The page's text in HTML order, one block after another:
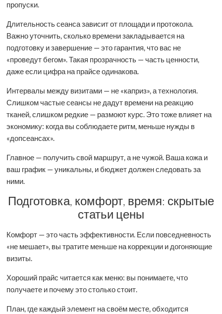
пропуски.
Длительность сеанса зависит от площади и протокола.
Важно уточнить, сколько времени закладывается на
подготовку и завершение — это гарантия, что вас не
«проведут бегом». Такая прозрачность — часть ценности,
даже если цифра на прайсе одинакова.
Интервалы между визитами — не «каприз», а технология.
Слишком частые сеансы не дадут времени на реакцию
тканей, слишком редкие — размоют курс. Это тоже влияет на
экономику: когда вы соблюдаете ритм, меньше нужды в
«допсеансах».
Главное — получить свой маршрут, а не чужой. Ваша кожа и
ваш график — уникальны, и бюджет должен следовать за
ними.
Подготовка, комфорт, время: скрытые
статьи цены
Комфорт — это часть эффективности. Если повседневность
«не мешает», вы тратите меньше на коррекции и догоняющие
визиты.
Хороший прайс читается как меню: вы понимаете, что
получаете и почему это столько стоит.
План, где каждый элемент на своём месте, обходится